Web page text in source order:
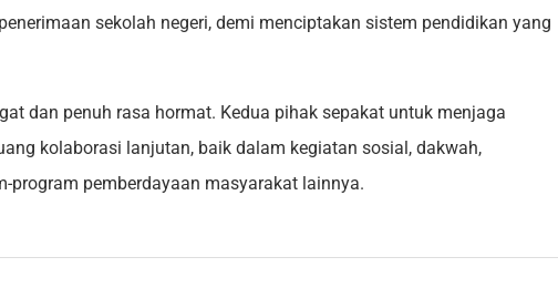
sekolah negeri, demi menciptakan sistem pendidikan yang
dan penuh rasa hormat. Kedua pihak sepakat untuk menjaga
kolaborasi lanjutan, baik dalam kegiatan sosial, dakwah,
program pemberdayaan masyarakat lainnya.